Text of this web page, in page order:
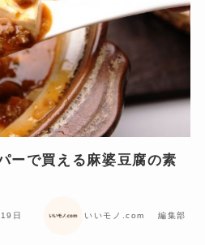
ーで買える麻婆豆腐の素
日 いいモノ.com 編集部